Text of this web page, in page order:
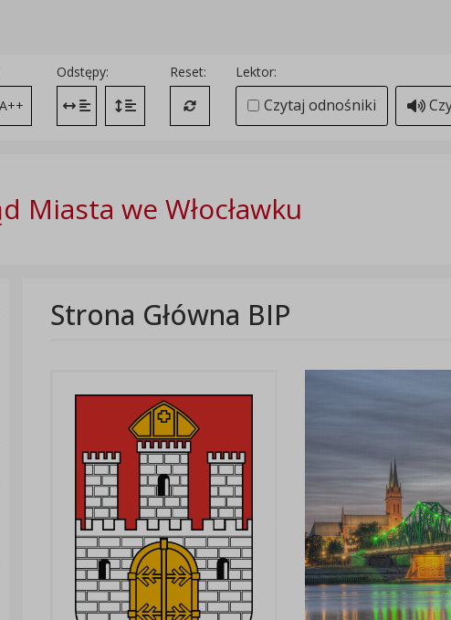
A++
Odstępy:
Zmień odstęp między literami
Zmień interlinię i margines między paragrafami
Reset:
Przywróć ustawienia domyślne
Lektor:
Czytaj odnośniki
Miasta we Włocławku
Strona Główna BIP